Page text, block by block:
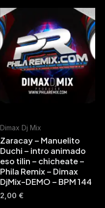
Dimax Dj Mix
Zaracay – Manuelito
Duchi – intro animado
eso tilin – chicheate –
Phila Remix – Dimax
DjMix-DEMO – BPM 144
2,00 €